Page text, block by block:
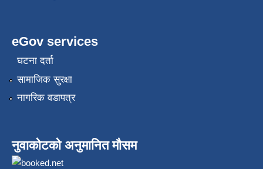
eGov services
घटना दर्ता
सामाजिक सुरक्षा
नागरिक वडापत्र
नुवाकोटको अनुमानित मौसम